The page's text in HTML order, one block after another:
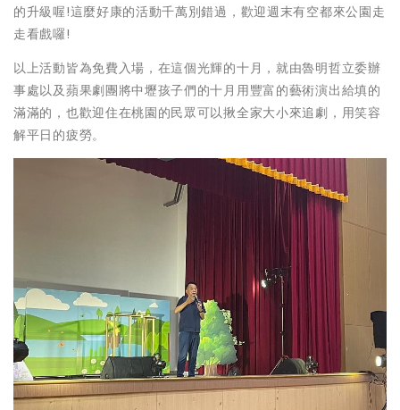
的升級喔!這麼好康的活動千萬別錯過，歡迎週末有空都來公園走
走看戲囉!
以上活動皆為免費入場，在這個光輝的十月，就由魯明哲立委辦
事處以及蘋果劇團將中壢孩子們的十月用豐富的藝術演出給填的
滿滿的，也歡迎住在桃園的民眾可以揪全家大小來追劇，用笑容
解平日的疲勞。